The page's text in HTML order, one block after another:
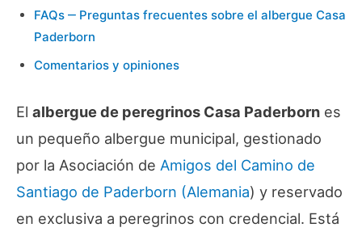
FAQs ‒ Preguntas frecuentes sobre el albergue Casa
Paderborn
Comentarios y opiniones
El albergue de peregrinos Casa Paderborn es
un pequeño albergue municipal, gestionado
por la Asociación de Amigos del Camino de
Santiago de Paderborn (Alemania) y reservado
en exclusiva a peregrinos con credencial. Está